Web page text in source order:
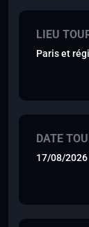
LIEU
Paris et
DATE
17/08/2026